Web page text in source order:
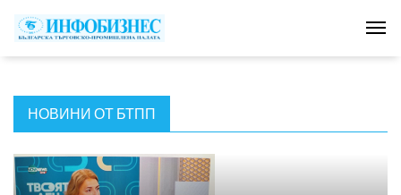
НОВИНИ ОТ БТПП